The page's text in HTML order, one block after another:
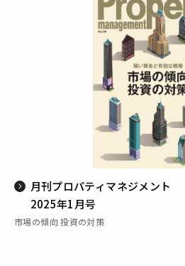
月刊プロパティマネジメント
2025年1月号
市場の傾向 投資の対策